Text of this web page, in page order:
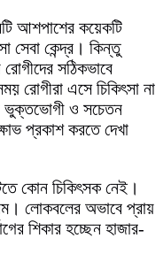
আশপাশের কয়েকটি
সেবা কেন্দ্র। কিন্তু
সঠিকভাবে
রোগীরা এসে চিকিৎসা না
ভুক্তভোগী ও সচেতন
প্রকাশ করতে দেখা
কোন চিকিৎসক নেই।
লোকবলের অভাবে প্রায়
শিকার হচ্ছেন হাজার-